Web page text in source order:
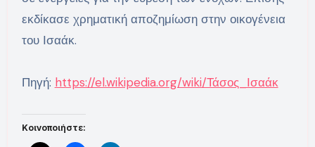
εκδίκασε χρηματική αποζημίωση στην οικογένεια
του Ισαάκ.
Πηγή: https://el.wikipedia.org/wiki/Τάσος_Ισαάκ
Κοινοποιήστε: